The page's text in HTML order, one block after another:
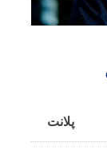
پلانت